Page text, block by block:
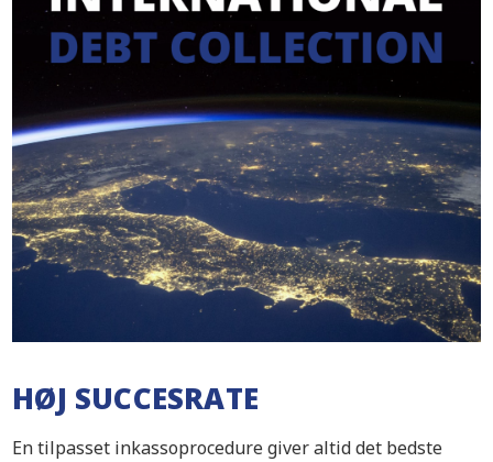
HØJ SUCCESRATE
En tilpasset inkassoprocedure giver altid det bedste